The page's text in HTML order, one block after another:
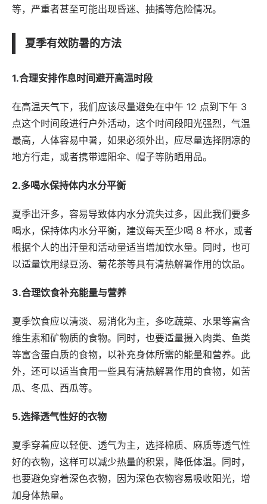
等，严重者甚至可能出现昏迷、抽搐等危险情况。
夏季有效防暑的方法
1.合理安排作息时间避开高温时段
在高温天气下，我们应该尽量避免在中午 12 点到下午 3
点这个时间段进行户外活动，这个时间段阳光强烈，气温
最高，人体容易中暑，如果必须外出，应尽量选择阴凉的
地方行走，或者携带遮阳伞、帽子等防晒用品。
2.多喝水保持体内水分平衡
夏季出汗多，容易导致体内水分流失过多，因此我们要多
喝水，保持体内水分平衡，建议每天至少喝 8 杯水，或者
根据个人的出汗量和活动量适当增加饮水量。同时，也可
以适量饮用绿豆汤、菊花茶等具有清热解暑作用的饮品。
3.合理饮食补充能量与营养
夏季饮食应以清淡、易消化为主，多吃蔬菜、水果等富含
维生素和矿物质的食物。同时，也要适量摄入肉类、鱼类
等富含蛋白质的食物，以补充身体所需的能量和营养。此
外，还可以适当食用一些具有清热解暑作用的食物，如苦
瓜、冬瓜、西瓜等。
5.选择透气性好的衣物
夏季穿着应以轻便、透气为主，选择棉质、麻质等透气性
好的衣物，这样可以减少热量的积累，降低体温。同时，
也要避免穿着深色衣物，因为深色衣物容易吸收阳光，增
加身体热量。